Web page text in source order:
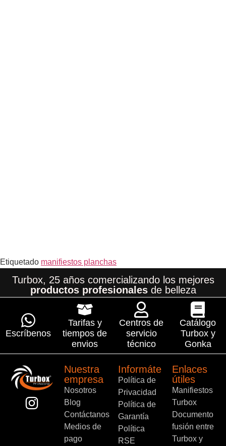
Etiquetado manifiestos planchas
Turbox, 25 años comercializando los mejores
productos profesionalesde belleza
Escríbenos
Tarifas y
tiempos de
envios
Centros de
servicio
técnico
Catálogo
Turbox y
Gonka
Nuestra
empresa
Nosotros
Blog
Contáctanos
Medios de
pago
Informáte
Política de
Privacidad
Política de
Garantía
Política
RSE
Enlaces
útiles
Manifiestos
Turbox
Documento
fusión entre
Turbox y